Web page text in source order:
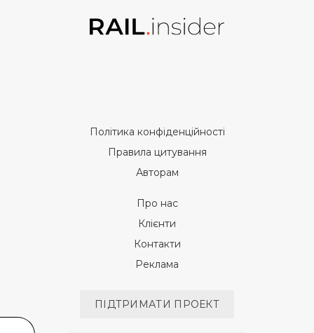
Політика конфіденційності
Правила цитування
Авторам
Про нас
Клієнти
Контакти
Реклама
ПІДТРИМАТИ ПРОЕКТ